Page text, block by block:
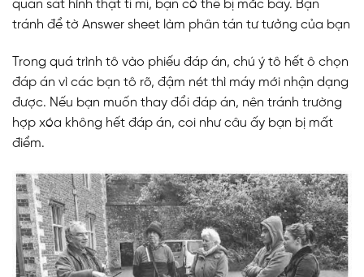
quan sát hình thật tỉ mỉ, bạn có thể bị mắc bẫy. Bạn
tránh để tờ Answer sheet làm phân tán tư tưởng của bạn
Trong quá trình tô vào phiếu đáp án, chú ý tô hết ô chọn
đáp án vì các bạn tô rõ, đậm nét thì máy mới nhận dạng
được. Nếu bạn muốn thay đổi đáp án, nên tránh trường
hợp xóa không hết đáp án, coi như câu ấy bạn bị mất
điểm.